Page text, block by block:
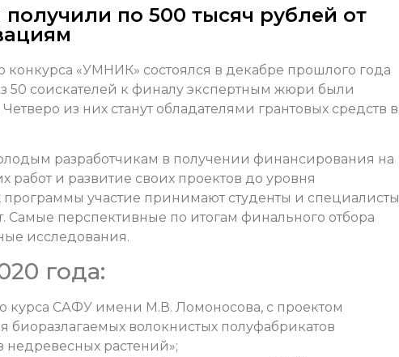
по 500 тысяч рублей от
конкурса «УМНИК» состоялся в декабре прошлого года
50 соискателей к финалу экспертным жюри были
из них станут обладателями грантовых средств в
разработчикам в получении финансирования на
работ и развитие своих проектов до уровня
участие принимают студенты и специалисты
Самые перспективные по итогам финального отбора
исследования.
года:
курса САФУ имени М.В. Ломоносова, с проектом
биоразлагаемых волокнистых полуфабрикатов
растений»;